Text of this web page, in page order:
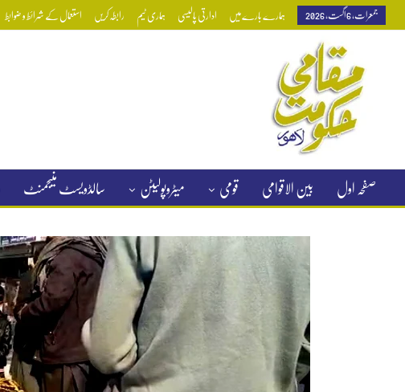
جمعرات, 6 اگست, 2026 ہمارے بارے میں ادارتی پالیسی ہماری ٹیم رابطہ کریں استعمال کے شرائط و ضوابط
صفحہ اول بین الاقوامی قومی میٹروپولیٹن سالڈویسٹ منیجمنٹ